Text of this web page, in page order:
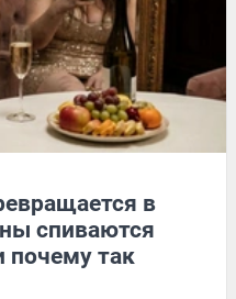
в
спиваются
почему так